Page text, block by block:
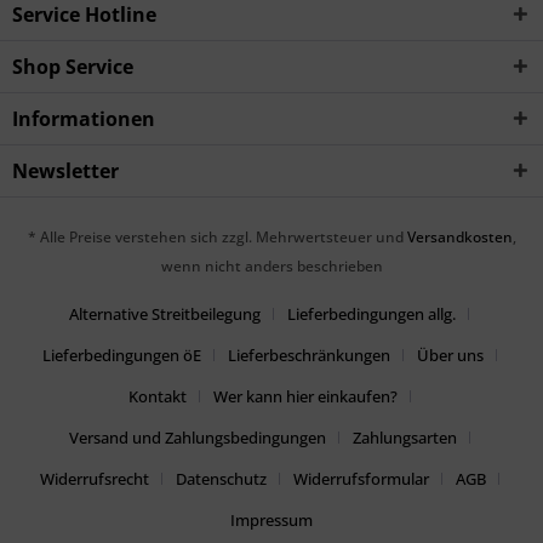
Service Hotline
Shop Service
Informationen
Newsletter
* Alle Preise verstehen sich zzgl. Mehrwertsteuer und Versandkosten,
wenn nicht anders beschrieben
Alternative Streitbeilegung
Lieferbedingungen allg.
Lieferbedingungen öE
Lieferbeschränkungen
Über uns
Kontakt
Wer kann hier einkaufen?
Versand und Zahlungsbedingungen
Zahlungsarten
Widerrufsrecht
Datenschutz Widerrufsformular
AGB
Impressum